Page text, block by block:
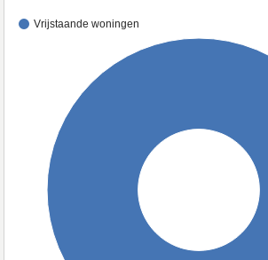
Vrijstaande woningen